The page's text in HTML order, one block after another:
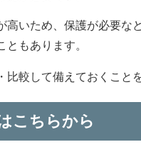
いため、保護が必要な
もあります。
較して備えておくこと
こちらから